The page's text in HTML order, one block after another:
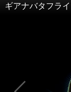
ギアナバタフラ